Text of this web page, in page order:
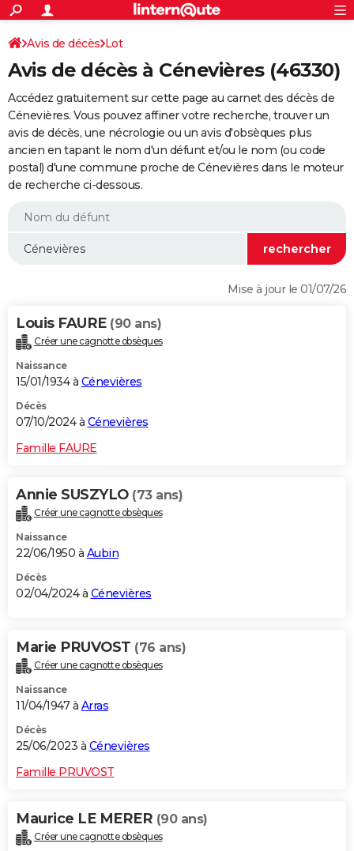
ACTUALITÉS
Politique
Société
Faits Divers
Education
Monde
Villes
+
SPORT
Coupe du monde 2026
Football
Tennis
Cyclisme
Rugby
Forum
Programme TV
TNT
Streaming
Cinéma
Sorties cinéma
Musique
+
FINANCE
Retraite
Impôts
Epargne
Immobilier
Risques naturels par ville
Banque
Assurance
Crédit
AUTO
Essais
Réserver un essai
Citadines
Berlines
SUV
Forum auto
+
HIGH-TECH
BRICOLAGE
WEEK-END
Alimentation
Guide de la santé
Maladies
Médicaments
Sommeil
VOYAGE
Destinations
City break
Voyage nature
Voyage de noces
Forum
Climat
+PHOTO
GUIDES D'ACHAT
Carte de Noël
Carte Bonne année
Carte Saint-Valentin
Carte Pâques
Carte d'anniversaire
DICTIONNAIRE
Dictionnaire
Biographies
Citations
Expressions
Proverbes
PROGRAMME TV
S'inscrire
Se connecter
Lycées
Collèges
Primaires
Universités
Entreprises
Service militaire
Avis de recherche
AVIS DE DÉCÈS
Bricolage
Lifestyle
Culture
Sport
Auto
Television
Voyage
Cinema
Avis de décès Lot
Avis de décès à Cénevières (46330)
Accédez gratuitement sur cette page au carnet des décès de
Cénevières. Vous pouvez affiner votre recherche, trouver un
avis de décès, une nécrologie ou un avis d'obsèques plus
ancien en tapant le nom d'un défunt et/ou le nom (ou code
postal) d'une commune proche de Cénevières dans le moteur
de recherche ci-dessous.
Mise à jour le 01/07/26
Louis FAURE (90 ans)
Créer une cagnotte obsèques
Naissance
15/01/1934 à Cénevières
Décès
07/10/2024 à Cénevières
Famille FAURE
Annie SUSZYLO (73 ans)
Créer une cagnotte obsèques
Naissance
22/06/1950 à Aubin
Décès
02/04/2024 à Cénevières
Marie PRUVOST (76 ans)
Créer une cagnotte obsèques
Naissance
11/04/1947 à Arras
Décès
25/06/2023 à Cénevières
Famille PRUVOST
Maurice LE MERER (90 ans)
Créer une cagnotte obsèques